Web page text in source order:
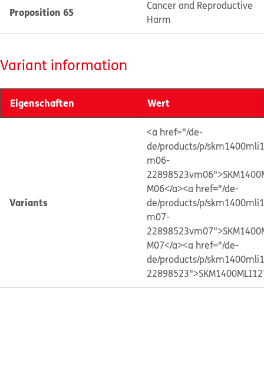
Proposition 65
Cancer and Reproductive
Harm
Variant information
Eigenschaften Wert
Variants
<a href="/de-
de/products/p/
m06-
M06</a><a href="/de-
de/products/p/
m07-
M07</a><a href="/de-
de/products/p/